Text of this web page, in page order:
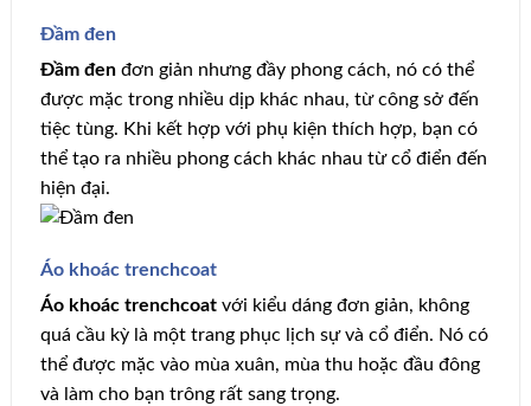
Đầm đen
Đầm đen đơn giản nhưng đầy phong cách, nó có thể
được mặc trong nhiều dịp khác nhau, từ công sở đến
tiệc tùng. Khi kết hợp với phụ kiện thích hợp, bạn có
thể tạo ra nhiều phong cách khác nhau từ cổ điển đến
hiện đại.
Áo khoác trenchcoat
Áo khoác trenchcoat với kiểu dáng đơn giản, không
quá cầu kỳ là một trang phục lịch sự và cổ điển. Nó có
thể được mặc vào mùa xuân, mùa thu hoặc đầu đông
và làm cho bạn trông rất sang trọng.